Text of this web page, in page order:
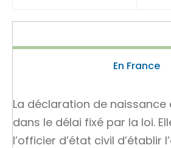
En France
La déclaration de
dans le délai fixé par la loi.
l’officier d’état civil d’établir